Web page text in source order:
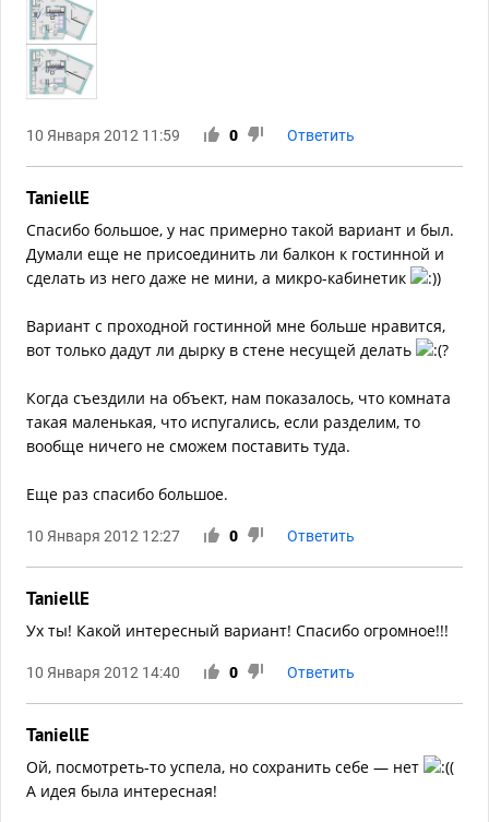
10 Января 2012 11:59 0 Ответить
TaniellE
Спасибо большое, у нас примерно такой вариант и был.
Думали еще не присоединить ли балкон к гостинной и
сделать из него даже не мини, а микро-кабинетик
)
Вариант с проходной гостинной мне больше нравится,
вот только дадут ли дырку в стене несущей делать
?
Когда съездили на объект, нам показалось, что комната
такая маленькая, что испугались, если разделим, то
вообще ничего не сможем поставить туда.
Еще раз спасибо большое.
10 Января 2012 12:27 0 Ответить
TaniellE
Ух ты! Какой интересный вариант! Спасибо огромное!!!
10 Января 2012 14:40 0 Ответить
TaniellE
Ой, посмотреть-то успела, но сохранить себе — нет
(
А идея была интересная!